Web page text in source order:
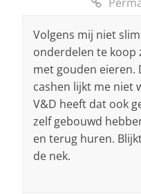
Volgens mij niet
onderdelen te koop
met gouden eieren.
cashen lijkt me niet
V&D heeft dat ook
zelf gebouwd
en terug huren.
de nek.